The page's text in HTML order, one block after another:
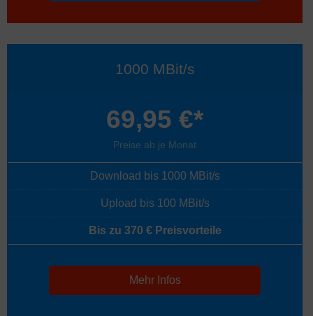
1000 MBit/s
69,95 €*
Preise ab je Monat
Download bis 1000 MBit/s
Upload bis 100 MBit/s
Bis zu 370 € Preisvorteile
Mehr Infos